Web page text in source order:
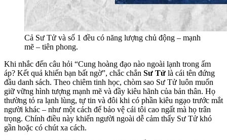
Cả Sư Tử và số 1 đều có năng lượng chủ động – mạnh
mẽ – tiên phong.
Khi nhắc đến câu hỏi “Cung hoàng đạo nào ngoài lạnh trong ấm
áp? Kết quả khiến bạn bất ngờ”, chắc chắn Sư Tử là cái tên đứng
đầu danh sách. Theo chiêm tinh học, chòm sao Sư Tử luôn muốn
giữ vững hình tượng mạnh mẽ và đầy kiêu hãnh của bản thân. Họ
thường tỏ ra lạnh lùng, tự tin và đôi khi có phần kiêu ngạo trước mắt
người khác – như một cách để bảo vệ cái tôi cao ngất mà họ trân
trọng. Chính điều này khiến người ngoài dễ cảm thấy Sư Tử khó
gần hoặc có chút xa cách.